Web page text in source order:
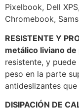
Pixelbook, Dell
Chromebook,
RESISTENTE Y
metálico liviano
resistente, y
peso en la parte
antideslizantes
DISIPACIÓN DE